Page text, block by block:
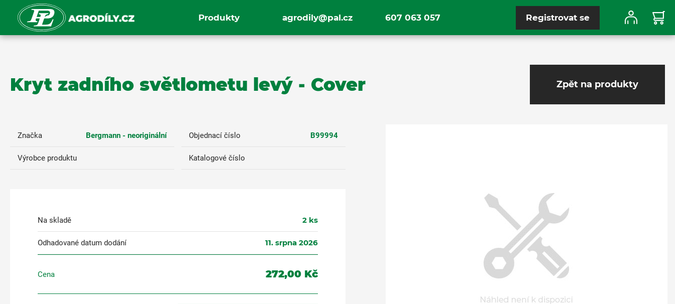
Registrovat se
agrodily@pal.cz 607 063 057
Produkty
Kryt zadního světlometu levý - Cover Zpět na produkty
Značka Bergmann - neoriginální Objednací číslo B99994
Výrobce produktu Katalogové číslo
Na skladě 2ks
Odhadované datum dodání 11. srpna 2026
Cena 272,00 Kč